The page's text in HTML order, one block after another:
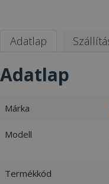
Adatlap
Adatlap
Márka
Modell
Termékkód